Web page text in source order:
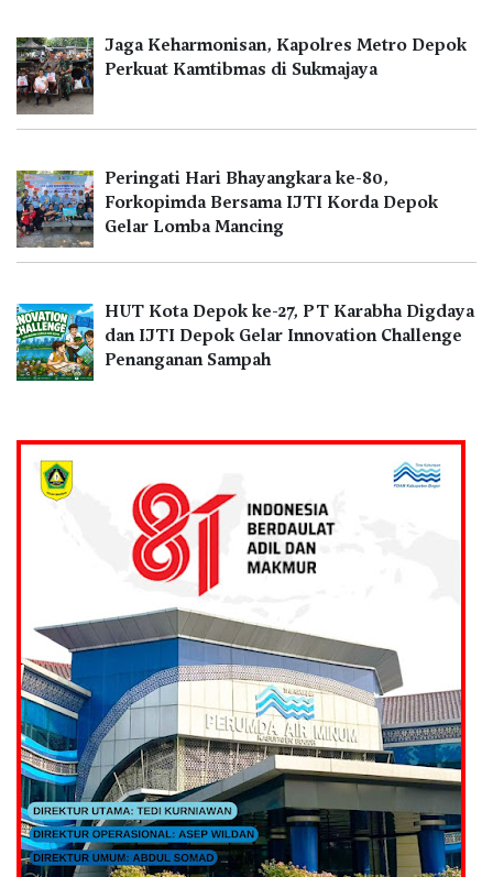
Jaga Keharmonisan, Kapolres Metro Depok
Perkuat Kamtibmas di Sukmajaya
Peringati Hari Bhayangkara ke-80,
Forkopimda Bersama IJTI Korda Depok
Gelar Lomba Mancing
HUT Kota Depok ke-27, PT Karabha Digdaya
dan IJTI Depok Gelar Innovation Challenge
Penanganan Sampah